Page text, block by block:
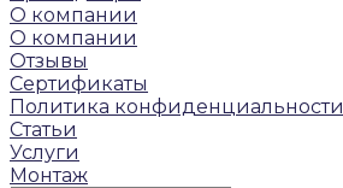
О компании
О компании
Отзывы
Сертификаты
Политика конфиденциальности
Статьи
Услуги
Монтаж